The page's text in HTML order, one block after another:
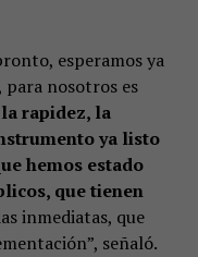
esperamos ya
para nosotros es
rapidez, la
ya listo
hemos estado
que tienen
inmediatas, que
señaló.